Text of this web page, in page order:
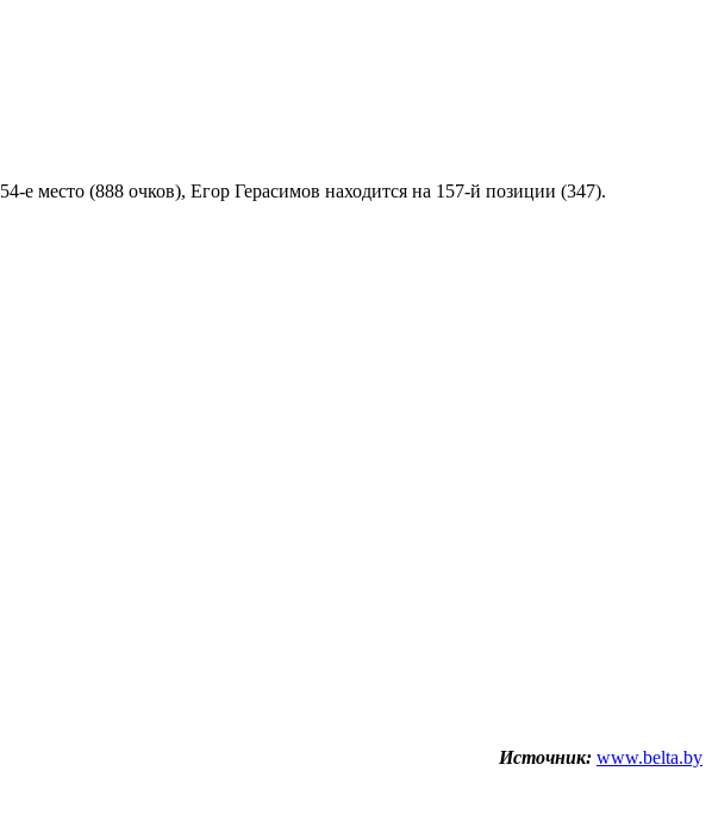
место (888 очков), Егор Герасимов находится на 157-й позиции (347).
Источник: www.belta.by